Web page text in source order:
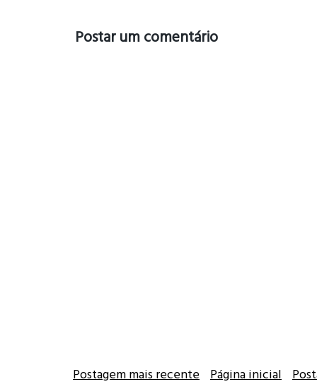
Postar um comentário
Postagem mais recente Página inicial